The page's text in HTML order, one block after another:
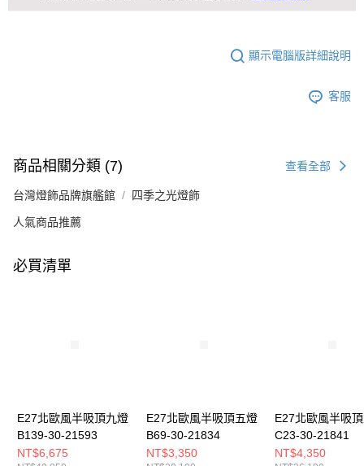
顯示電腦版詳細說明
客服
商品相關分類 (7) 查看全部
台灣燈飾品牌旗艦館 四季之光燈飾
人氣商品推薦
必買清單
E27北歐風半吸頂九燈
B139-30-21593
NT$6,675
E27北歐風半吸頂五燈
B69-30-21834
NT$3,350
E27北歐風半吸
C23-30-21841
NT$4,350